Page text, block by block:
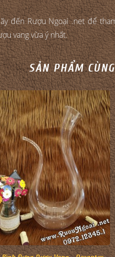
đến Rượu Ngoại .net để
vang vừa ý nhất.
SẢN PHẨM